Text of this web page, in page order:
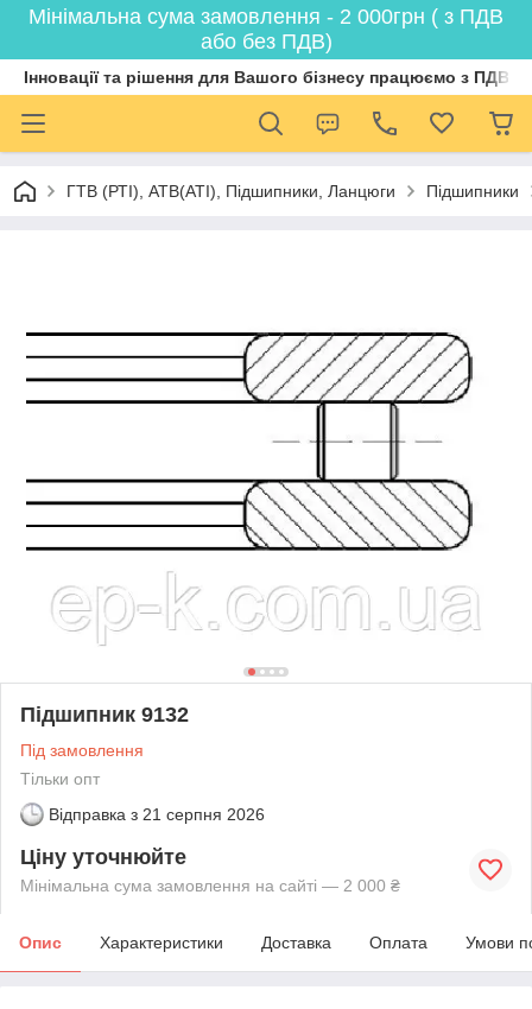
Мінімальна сума замовлення - 2 000грн ( з ПДВ
або без ПДВ)
Інновації та рішення для Вашого бізнесу працюємо з ПДВ
ГТВ (РТI), АТВ(АТI), Пiдшипники, Ланцюги Підшипники
Підшипник 9132
Під замовлення
Тільки опт
Відправка з 21 серпня 2026
Ціну уточнюйте
Мінімальна сума замовлення на сайті — 2 000 ₴
Опис Характеристики Доставка Оплата Умови